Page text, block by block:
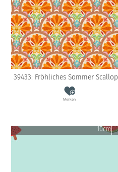
39433: Fröhliches Sommer Scallop
Merken
10cm